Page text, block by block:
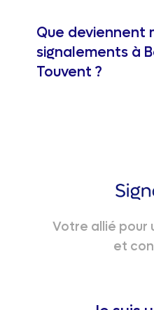
Que deviennent
signalements à
Touvent ?
Votre allié pour
et